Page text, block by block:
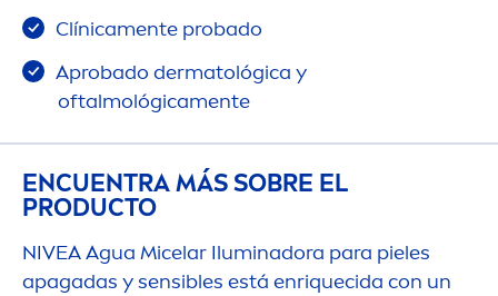
Clínicamente probado
Aprobado dermatológica y
oftalmológicamente
ENCUENTRA MÁS SOBRE EL
PRODUCTO
NIVEAAgua Micelar Iluminadora para pieles
apagadas y sensibles está enriquecida con un